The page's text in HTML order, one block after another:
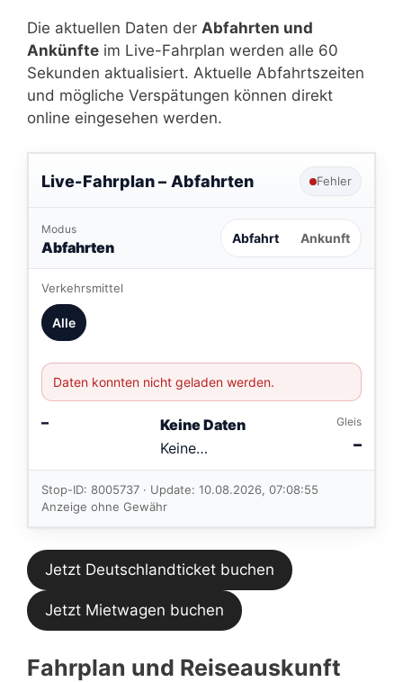
Die aktuellen Daten der Abfahrten und
Ankünfte im Live-Fahrplan werden alle 60
Sekunden aktualisiert. Aktuelle Abfahrtszeiten
und mögliche Verspätungen können direkt
online eingesehen werden.
Live-Fahrplan – Abfahrten Fehler
Modus
Abfahrten Abfahrt Ankunft
Verkehrsmittel
Alle
Daten konnten nicht geladen werden.
–
Keine Daten
Keine
Verbindungen
im aktuellen
Feed.
Gleis
–
Stop-ID: 8005737 · Update: 10.08.2026, 07:08:55
Anzeige ohne Gewähr
Jetzt Deutschlandticket buchen
Jetzt Mietwagen buchen
Fahrplan und Reiseauskunft